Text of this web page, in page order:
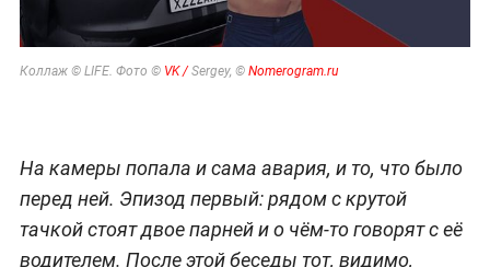
Коллаж © LIFE. Фото © VK /Sergey, © Nomerogram.ru
На камеры попала и сама авария, и то, что было
перед ней. Эпизод первый: рядом с крутой
тачкой стоят двое парней и о чём-то говорят с её
водителем. После этой беседы тот, видимо,